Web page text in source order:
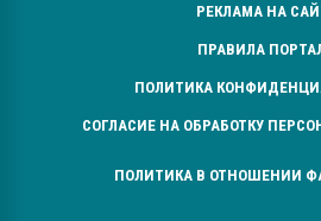
РЕКЛАМА НА
ПРАВИЛА
ПОЛИТИКА
СОГЛАСИЕ НА ОБРАБОТКУ
ПОЛИТИКА В ОТНОШЕНИИ